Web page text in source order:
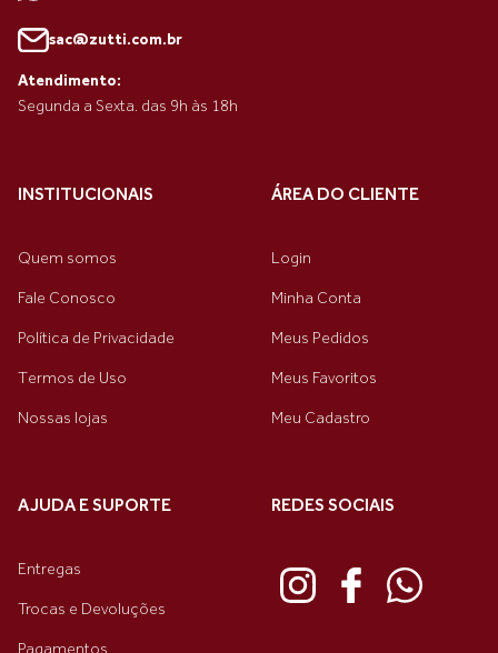
sac@zutti.com.br
Atendimento:
Segunda a Sexta. das 9h às 18h
INSTITUCIONAIS
Quem somos
Fale Conosco
Política de Privacidade
Termos de Uso
Nossas lojas
ÁREA DO CLIENTE
Login
Minha Conta
Meus Pedidos
Meus Favoritos
Meu Cadastro
AJUDA E SUPORTE
Entregas
Trocas e Devoluções
Pagamentos
REDES SOCIAIS